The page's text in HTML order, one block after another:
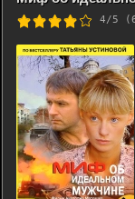
4/5 (